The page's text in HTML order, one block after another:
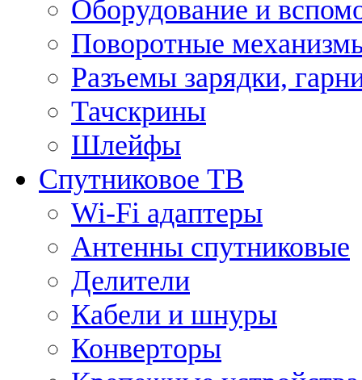
Оборудование и
Поворотные
Разъемы зарядки,
Тачскрины
Шлейфы
Спутниковое ТВ
Wi-Fi адаптеры
Антенны спутниковые
Делители
Кабели и шнуры
Конверторы